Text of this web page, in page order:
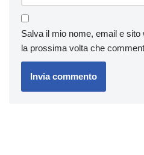
Salva il mio nome, email e
la prossima volta che